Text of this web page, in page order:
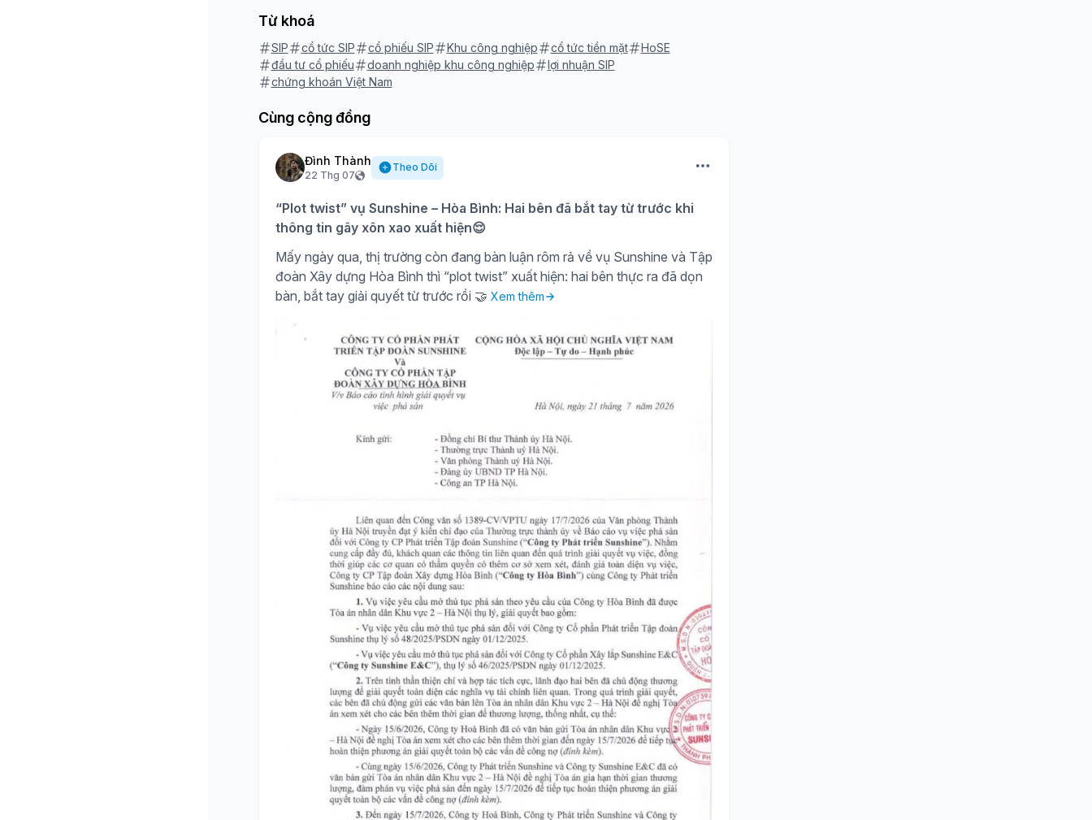
Từ khoá
SIP cổ tức SIP cổ phiếu SIP Khu công nghiệp cổ tức tiền mặt
HoSE
đầu tư cổ phiếu
doanh nghiệp khu công nghiệp
lợi nhuận SIP
chứng khoán Việt Nam
Cùng cộng đồng
Đình Thành
22 Thg 07
Theo Dõi
“Plot twist” vụ Sunshine – Hòa Bình: Hai bên đã bắt tay từ trước khi
thông tin gây xôn xao xuất hiện😌
Mấy ngày qua, thị trường còn đang bàn luận rôm rả về vụ Sunshine và Tập
đoàn Xây dựng Hòa Bình thì “plot twist” xuất hiện: hai bên thực ra đã dọn
bàn, bắt tay giải quyết từ trước rồi 🤝 Xem thêm